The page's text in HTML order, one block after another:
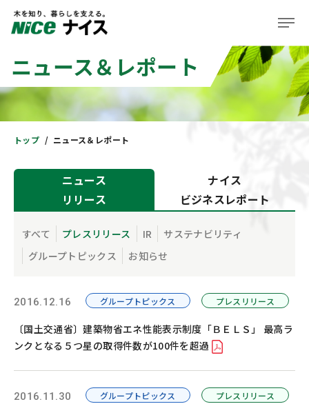
企業情報
事業紹介
サステナビリティ
ニュース＆レポート
採用情報
住まい
ニュース＆レポート
トップ ニュース＆レポート
ニュース
リリース
ナイス
ビジネスレポート
すべて プレスリリース IR
サステナビリティ
グループトピックス
お知らせ
2016.12.16 グループトピックス プレスリリース
〔国土交通省〕建築物省エネ性能表示制度「ＢＥＬＳ」 最高ラ
ンクとなる５つ星の取得件数が100件を超過
2016.11.30 グループトピックス プレスリリース